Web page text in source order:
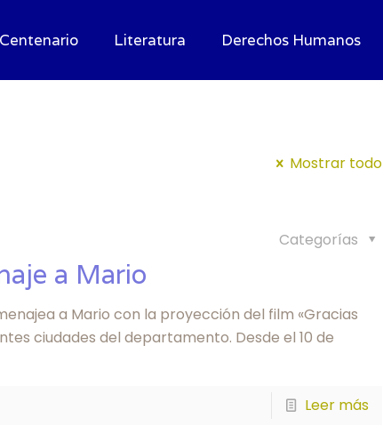
Centenario Literatura Derechos Humanos
Mostrar todo
Categorías
a Mario
a Mario con la proyección del film «Gracias
ciudades del departamento. Desde el 10 de
Leer más